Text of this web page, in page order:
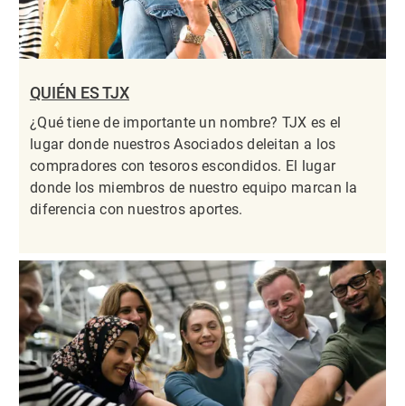
QUIÉN ES TJX
¿Qué tiene de importante un nombre? TJX es el
lugar donde nuestros Asociados deleitan a los
compradores con tesoros escondidos. El lugar
donde los miembros de nuestro equipo marcan la
diferencia con nuestros aportes.